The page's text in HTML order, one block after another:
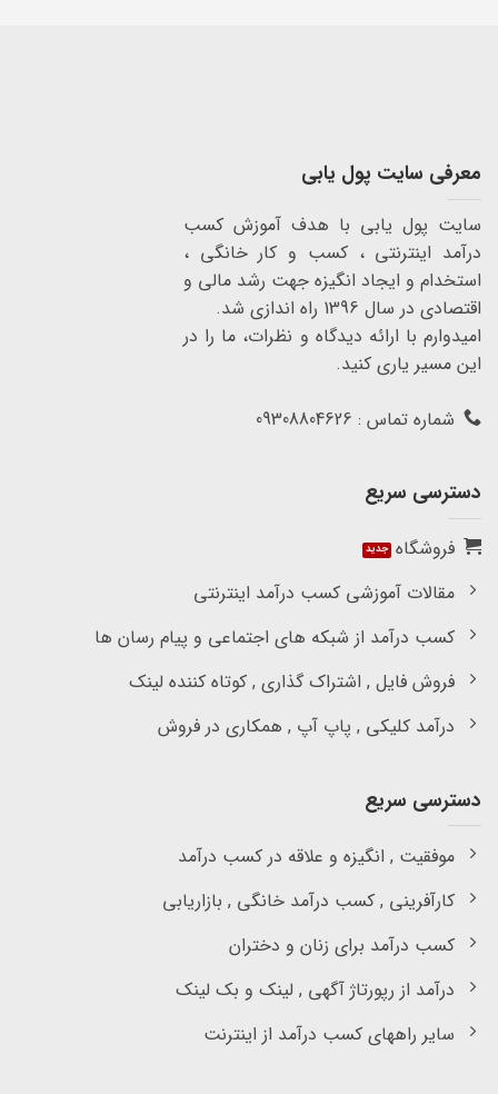
معرفی سایت پول یابی
سایت پول یابی با هدف آموزش کسب
درآمد اینترنتی ، کسب و کار خانگی ،
استخدام و ایجاد انگیزه جهت رشد مالی و
اقتصادی در سال 1396 راه اندازی شد.
امیدوارم با ارائه دیدگاه و نظرات، ما را در
این مسیر یاری کنید.
شماره تماس : 09308804626
دسترسی سریع
فروشگاه
مقالات آموزشی کسب درآمد اینترنتی
کسب درآمد از شبکه های اجتماعی و پیام رسان ها
فروش فایل , اشتراک گذاری , کوتاه کننده لینک
درآمد کلیکی , پاپ آپ , همکاری در فروش
دسترسی سریع
موفقیت , انگیزه و علاقه در کسب درآمد
کارآفرینی , کسب درآمد خانگی , بازاریابی
کسب درآمد برای زنان و دختران
درآمد از رپورتاژ آگهی , لینک و بک لینک
سایر راههای کسب درآمد از اینترنت